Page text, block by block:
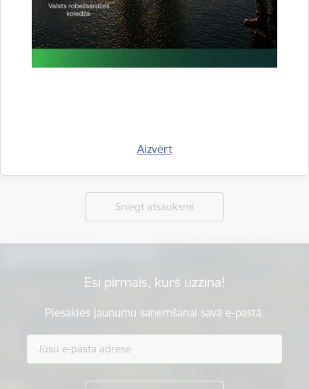
Aizvērt
Sniegt atsauksmi
Esi pirmais, kurš uzzina!
Piesakies jaunumu saņemšanai savā e-pastā.